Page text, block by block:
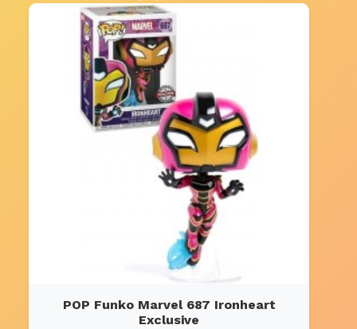
POP Funko Marvel 687 Ironheart
Exclusive